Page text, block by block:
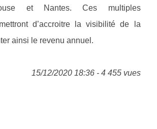
et Nantes. Ces multiples
d’accroitre la visibilité de la
ainsi le revenu annuel.
15/12/2020 18:36 - 4 455 vues